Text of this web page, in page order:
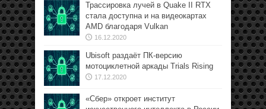
Трассировка лучей в Quake II RTX
стала доступна и на видеокартах
AMD благодаря Vulkan
16.12.2020
Ubisoft раздаёт ПК-версию
мотоциклетной аркады Trials Rising
17.12.2020
«Сбер» откроет институт